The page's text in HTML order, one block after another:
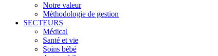
Notre valeur
Méthodologie de gestion
SECTEURS
Médical
Santé et vie
Soins bébé